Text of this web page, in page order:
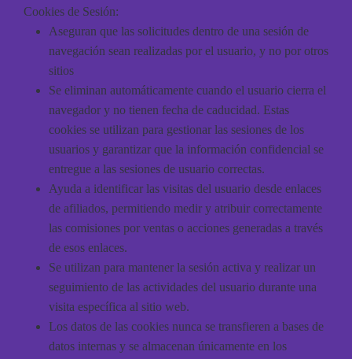
Cookies de Sesión:
Aseguran que las solicitudes dentro de una sesión de
navegación sean realizadas por el usuario, y no por otros
sitios
Se eliminan automáticamente cuando el usuario cierra el
navegador y no tienen fecha de caducidad. Estas
cookies se utilizan para gestionar las sesiones de los
usuarios y garantizar que la información confidencial se
entregue a las sesiones de usuario correctas.
Ayuda a identificar las visitas del usuario desde enlaces
de afiliados, permitiendo medir y atribuir correctamente
las comisiones por ventas o acciones generadas a través
de esos enlaces.
Se utilizan para mantener la sesión activa y realizar un
seguimiento de las actividades del usuario durante una
visita específica al sitio web.
Los datos de las cookies nunca se transfieren a bases de
datos internas y se almacenan únicamente en los